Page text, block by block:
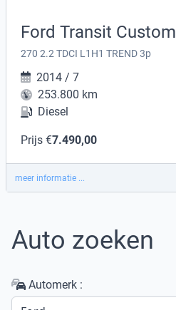
Ford Transit Custom
270 2.2 TDCI L1H1 TREND 3p
2014 / 7
253.800 km
Diesel
Prijs €7.490,00
meer informatie ...
Auto zoeken
Automerk :